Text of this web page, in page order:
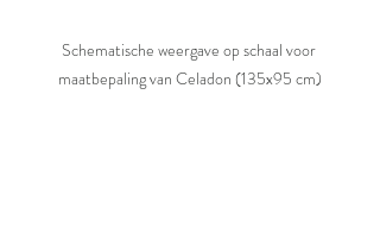
Schematische weergave op schaal voor
maatbepaling van Celadon (135x95 cm)